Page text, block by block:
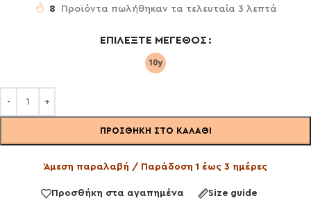
8 Προϊόντα πωλήθηκαν τα τελευταία 3 λεπτά
ΕΠΙΛΈΞΤΕ ΜΈΓΕΘΟΣ
ΠΡΟΣΘΉΚΗ ΣΤΟ ΚΑΛΆΘΙ
Άμεση παραλαβή / Παράδοση 1 έως 3 ημέρες
Προσθήκη στα αγαπημένα Size guide